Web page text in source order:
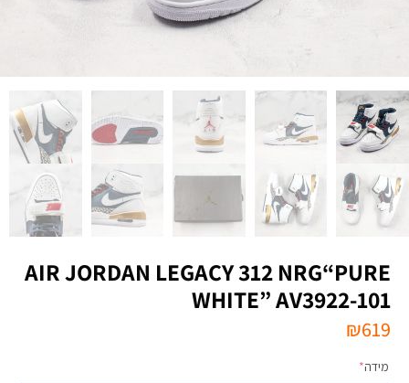
AIR JORDAN LEGACY 312 NRG“PURE
WHITE” AV3922-101
₪619
מידה*